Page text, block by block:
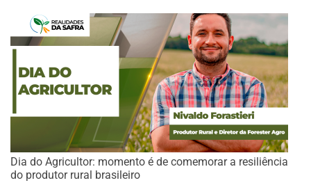
Dia do Agricultor: momento é de comemorar a resiliência
do produtor rural brasileiro